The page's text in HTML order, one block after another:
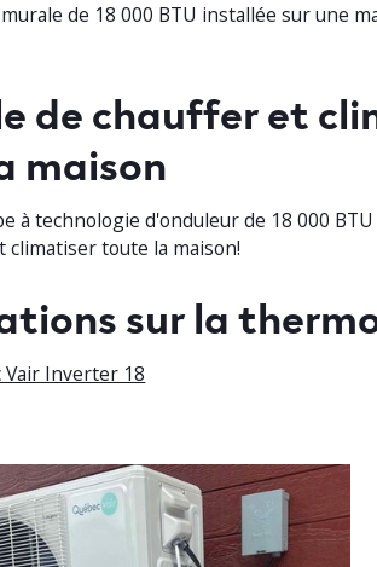
de 18 000 BTU installée sur une
de chauffer et
maison
à technologie d'onduleur de 18 000
climatiser toute la maison!
sur la
Vair Inverter 18